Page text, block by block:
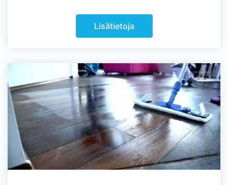
Lisätietoja